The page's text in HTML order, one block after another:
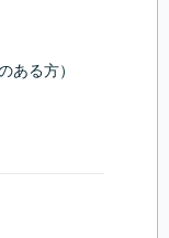
る方）